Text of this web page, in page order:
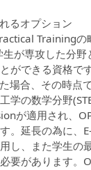
るオプション
Trainingの
が専攻した分
ができる資格で
場合、その時点
学の数学分野
が適用され、
。延長の為に、
し、また学生の
要があります。